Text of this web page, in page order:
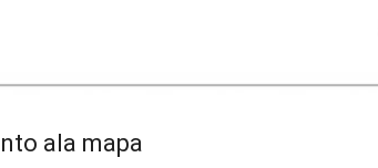
ala mapa